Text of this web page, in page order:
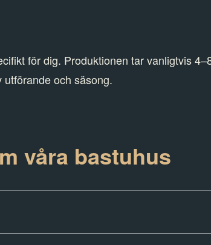
för dig. Produktionen tar vanligtvis
och säsong.
våra bastuhus